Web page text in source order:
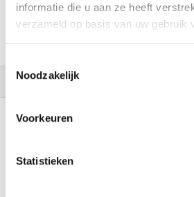
informatie die u aan ze heeft
verzameld op basis van uw gebruik
Noodzakelijk
Voorkeuren
Statistieken